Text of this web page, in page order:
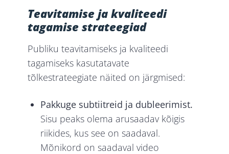
Teavitamise ja kvaliteedi
tagamise strateegiad
Publiku teavitamiseks ja kvaliteedi
tagamiseks kasutatavate
tõlkestrateegiate näited on järgmised:
Pakkuge subtiitreid ja dubleerimist.
Sisu peaks olema arusaadav kõigis
riikides, kus see on saadaval.
Mõnikord on saadaval video